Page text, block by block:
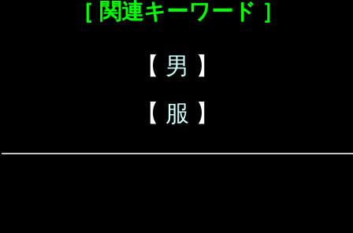
［ 関連キーワード ］
【 男 】
【 服 】